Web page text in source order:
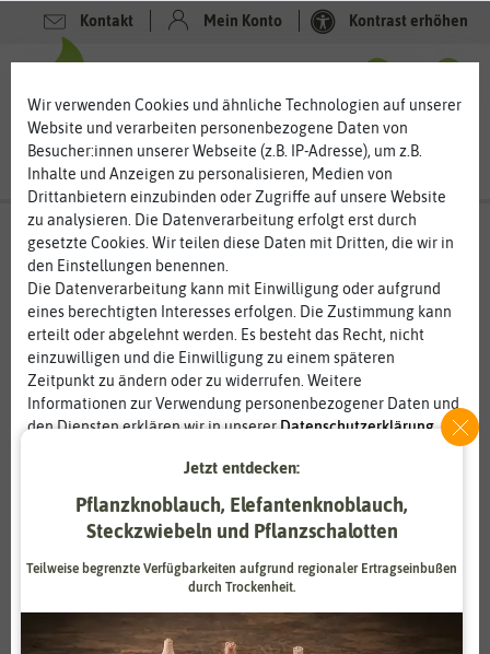
Kontakt Mein Konto Kontrast erhöhen
Vergrößern durch berühren
Wir verwenden Cookies und ähnliche Technologien auf unserer
Website und verarbeiten personenbezogene Daten von
Besucher:innen unserer Webseite (z.B. IP-Adresse), um z.B.
Inhalte und Anzeigen zu personalisieren, Medien von
Drittanbietern einzubinden oder Zugriffe auf unsere Website
zu analysieren. Die Datenverarbeitung erfolgt erst durch
gesetzte Cookies. Wir teilen diese Daten mit Dritten, die wir in
den Einstellungen benennen.
Die Datenverarbeitung kann mit Einwilligung oder aufgrund
eines berechtigten Interesses erfolgen. Die Zustimmung kann
erteilt oder abgelehnt werden. Es besteht das Recht, nicht
einzuwilligen und die Einwilligung zu einem späteren
Zeitpunkt zu ändern oder zu widerrufen. Weitere
Informationen zur Verwendung personenbezogener Daten und
den Diensten erklären wir in unsererDaten­schutz­erklärung.
Zahlungsdienstleister Marketing
Weitere Einstellungen
Jetzt entdecken:
Pflanzknoblauch, Elefantenknoblauch,
Steckzwiebeln und Pflanzschalotten
Teilweise begrenzte Verfügbarkeiten aufgrund regionaler Ertragseinbußen
durch Trockenheit.